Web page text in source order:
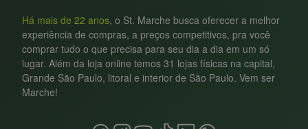
Há mais de 22 anos, o St. Marche busca oferecer a melhor
experiência de compras, a preços competitivos, pra você
comprar tudo o que precisa para seu dia a dia em um só
lugar. Além da loja online temos 31 lojas físicas na capital,
Grande São Paulo, litoral e interior de São Paulo. Vem ser
Marche!